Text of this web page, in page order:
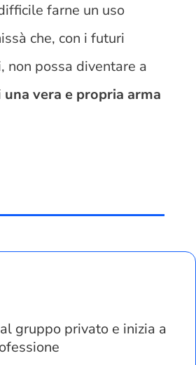
farne un uso
che, con i futuri
non possa diventare a
una vera e propria arma
gruppo privato e inizia a